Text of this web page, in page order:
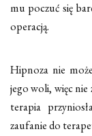
mu poczuć się
operacją.
Hipnoza nie
jego woli, więc nie
terapia
zaufanie do